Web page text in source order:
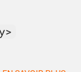
d'